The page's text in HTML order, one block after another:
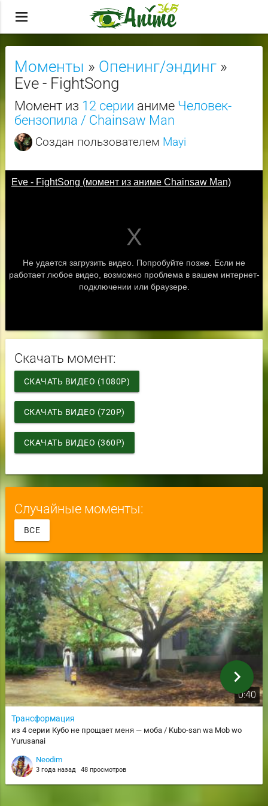
menu
Моменты » Опенинг/эндинг»
Eve - FightSong
Момент из 12 серии аниме Человек-
бензопила / Chainsaw Man
Создан пользователем Mayi
Скачать момент:
СКАЧАТЬ ВИДЕО (1080P)
СКАЧАТЬ ВИДЕО (720P)
СКАЧАТЬ ВИДЕО (360P)
Случайные моменты:
ВСЕ
0:40
Трансформация
из 4 серии Кубо не прощает меня — моба / Kubo-san wa Mob wo
Yurusanai
Neodim
3 года назад 48 просмотров
chevron_right